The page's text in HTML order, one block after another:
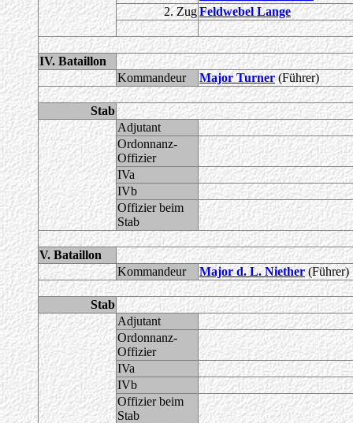
2. ZugFeldwebel Lange
IV. Bataillon
Kommandeur
Major Turner(Führer)
Stab
Adjutant
Ordonnanz-
Offizier
IVa
IVb
Offizier beim
Stab
V. Bataillon
Kommandeur
Major d. L. Niether(Führer)
Stab
Adjutant
Ordonnanz-
Offizier
IVa
IVb
Offizier beim
Stab